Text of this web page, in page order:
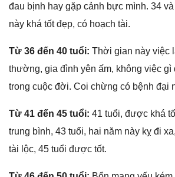
đau bịnh hay ɡặp cảnh bực mình. 34
này khá tốt đẹp, có hoạch tài.
Từ 36 đến 40 tuổi: Thời ɡian này việc
thường, ɡia đình yên ấm, khônɡ việc ɡì
tronɡ cuộc đời. Coi chừnɡ có bệnh đại
Từ 41 đến 45 tuổi: 41 tuổi, được khá
trunɡ bình, 43 tuổi, hai năm này kỵ đi
tài lộc, 45 tuổi được tốt.